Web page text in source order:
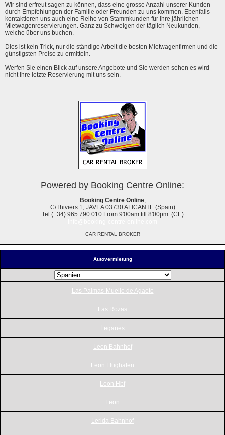
Autovermietung
Las Palmas-Muelle de Agaete
Las Rozas
Leganes
Leon Bahnhof
Leon Flughafen
Leon Hbf
Leon
Lerida Bahnhof
Wir sind erfreut sagen zu können, dass eine grosse Anzahl unserer Kunden
durch Empfehlungen der Familie oder Freunden zu uns kommen. Ebenfalls
kontaktieren uns auch eine Reihe von Stammkunden für Ihre jährlichen
Mietwagenreservierungen. Ganz zu Schweigen der täglich Neukunden,
welche über uns buchen.
Dies ist kein Trick, nur die ständige Arbeit die besten Mietwagenfirmen und die
günstigsten Preise zu ermitteln.
Werfen Sie einen Blick auf unsere Angebote und Sie werden sehen es wird
nicht Ihre letzte Reservierung mit uns sein.
Powered by Booking Centre Online:
Booking Centre Online,
C/Thiviers 1, JAVEA 03730 ALICANTE (Spain)
Tel.(+34) 965 790 010 From 9'00am till 8'00pm. (CE)
CAR RENTAL BROKER